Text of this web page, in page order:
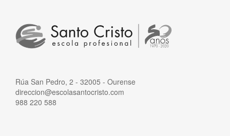
Rúa San Pedro, 2 - 32005 - Ourense
direccion@escolasantocristo.com
988 220 588